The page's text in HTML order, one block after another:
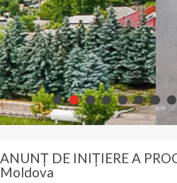
ANUNȚ DE INIȚIERE A
Moldova